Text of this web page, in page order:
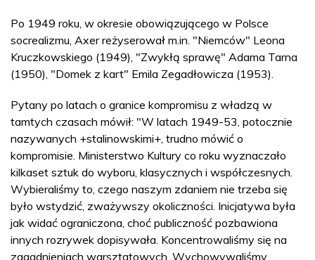
Po 1949 roku, w okresie obowiązującego w Polsce
socrealizmu, Axer reżyserował m.in. "Niemców" Leona
Kruczkowskiego (1949), "Zwykłą sprawę" Adama Tarna
(1950), "Domek z kart" Emila Zegadłowicza (1953).
Pytany po latach o granice kompromisu z władzą w
tamtych czasach mówił: "W latach 1949-53, potocznie
nazywanych +stalinowskimi+, trudno mówić o
kompromisie. Ministerstwo Kultury co roku wyznaczało
kilkaset sztuk do wyboru, klasycznych i współczesnych.
Wybieraliśmy to, czego naszym zdaniem nie trzeba się
było wstydzić, zważywszy okoliczności. Inicjatywa była
jak widać ograniczona, choć publiczność pozbawiona
innych rozrywek dopisywała. Koncentrowaliśmy się na
zagadnieniach warsztatowych. Wychowywaliśmy